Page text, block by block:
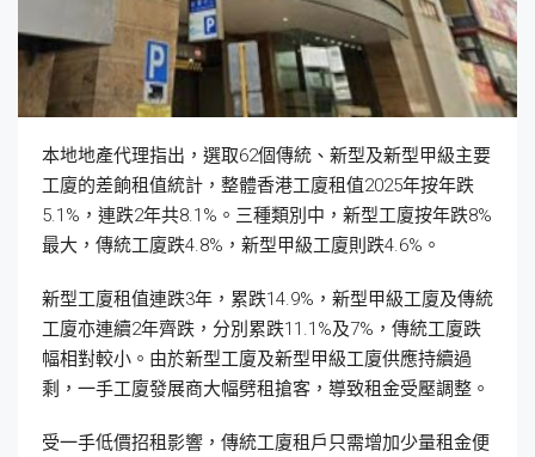
本地地產代理指出，選取62個傳統、新型及新型甲級主要
工廈的差餉租值統計，整體香港工廈租值2025年按年跌
5.1%，連跌2年共8.1%。三種類別中，新型工廈按年跌8%
最大，傳統工廈跌4.8%，新型甲級工廈則跌4.6%。
新型工廈租值連跌3年，累跌14.9%，新型甲級工廈及傳統
工廈亦連續2年齊跌，分別累跌11.1%及7%，傳統工廈跌
幅相對較小。由於新型工廈及新型甲級工廈供應持續過
剩，一手工廈發展商大幅劈租搶客，導致租金受壓調整。
受一手低價招租影響，傳統工廈租戶只需增加少量租金便